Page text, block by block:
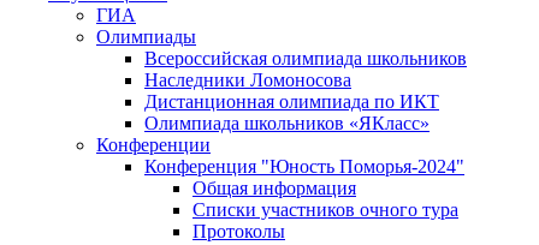
ГИА
Олимпиады
Всероссийская олимпиада школьников
Наследники Ломоносова
Дистанционная олимпиада по ИКТ
Олимпиада школьников «ЯКласс»
Конференции
Конференция "Юность Поморья-2024"
Общая информация
Списки участников очного тура
Протоколы